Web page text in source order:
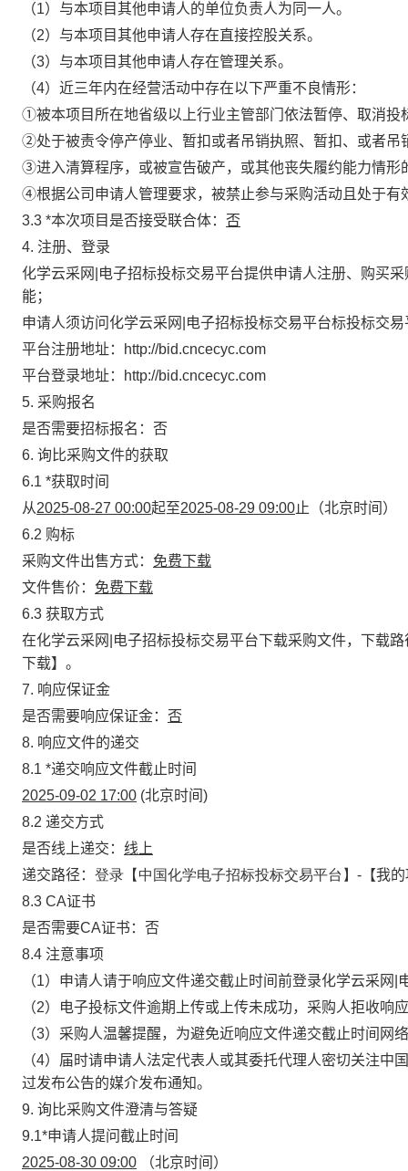
（1）与本项目其他申请人的单位负责人为同一人。
（2）与本项目其他申请人存在直接控股关系。
（3）与本项目其他申请人存在管理关系。
（4）近三年内在经营活动中存在以下严重不良情形：
①被本项目所在地省级以上行业主管部门依法暂停、取消投
②处于被责令停产停业、暂扣或者吊销执照、暂扣、或者吊
③进入清算程序，或被宣告破产，或其他丧失履约能力情形
④根据公司申请人管理要求，被禁止参与采购活动且处于有
3.3 *本次项目是否接受联合体： 否
4. 注册、登录
化学云采网|电子招标投标交易平台提供申请人注册、购买
能；
申请人须访问化学云采网|电子招标投标交易平台标投标交
平台注册地址：
http://bid.cncecyc.com
平台登录地址：
http://bid.cncecyc.com
5. 采购报名
是否需要招标报名：否
6. 询比采购文件的获取
6.1 *获取时间
从2025-08-27 00:00起至2025-08-29 09:00止（北京时间）
6.2 购标
采购文件出售方式： 免费下载
文件售价： 免费下载
6.3 获取方式
在化学云采网|电子招标投标交易平台下载采购文件，下载路
下载】。
7. 响应保证金
是否需要响应保证金： 否
8. 响应文件的递交
8.1 *递交响应文件截止时间
2025-09-02 17:00 (北京时间)
8.2 递交方式
是否线上递交： 线上
递交路径： 登录【中国化学电子招标投标交易平台】- 【我
8.3 CA证书
是否需要CA证书：否
8.4 注意事项
（1）申请人请于响应文件递交截止时间前登录化学云采网
（2）电子投标文件逾期上传或上传未成功，采购人拒收响
（3）采购人温馨提醒， 为避免近响应文件递交截止时间网
（4）届时请申请人法定代表人或其委托代理人密切关注
过发布公告的媒介发布通知。
9. 询比采购文件澄清与答疑
9.1*申请人提问截止时间
2025-08-30 09:00 （北京时间）